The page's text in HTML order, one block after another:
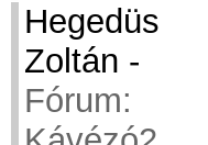
Hegedüs
Zoltán -
Fórum: